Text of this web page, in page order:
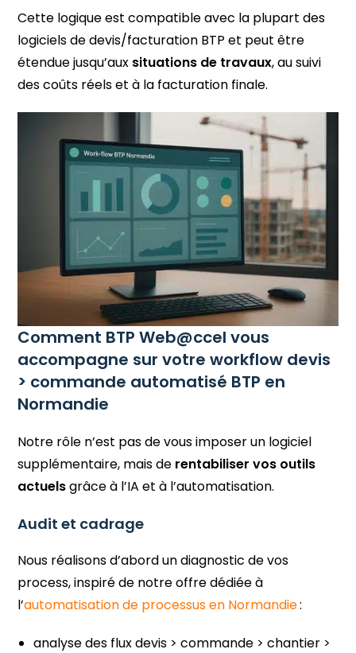
Cette logique est compatible avec la plupart des
logiciels de devis/facturation BTP et peut être
étendue jusqu’aux situations de travaux, au suivi
des coûts réels et à la facturation finale.
Comment BTP Web@ccel vous
accompagne sur votre workflow devis
> commande automatisé BTP en
Normandie
Notre rôle n’est pas de vous imposer un logiciel
supplémentaire, mais de rentabiliser vos outils
actuelsgrâce à l’IA et à l’automatisation.
Audit et cadrage
Nous réalisons d’abord un diagnostic de vos
process, inspiré de notre offre dédiée à
l’automatisation de processus en Normandie:
analyse des flux devis > commande > chantier >